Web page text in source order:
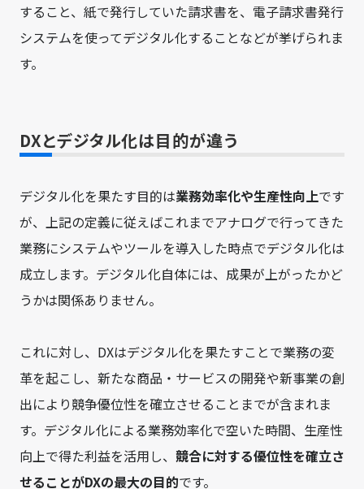
すること、紙で発行していた請求書を、電子請求書発行
システムを使ってデジタル化することなどが挙げられま
す。
DXとデジタル化は目的が違う
デジタル化を果たす目的は業務効率化や生産性向上です
が、上記の定義に従えばこれまでアナログで行ってきた
業務にシステムやツールを導入した時点でデジタル化は
成立します。デジタル化自体には、成果が上がったかど
うかは関係ありません。
これに対し、DXはデジタル化を果たすことで業務の変
革を起こし、新たな商品・サービスの開発や新事業の創
出により競争優位性を確立させることまでが含まれま
す。デジタル化による業務効率化で空いた時間、生産性
向上で得た利益を活用し、 競合に対する優位性を確立さ
せることがDXの最大の目的です。